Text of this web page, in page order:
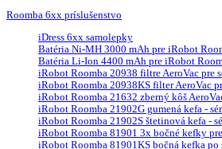
Roomba 6xx príslušenstvo
iDress 6xx samolepky
Batéria Ni-MH 3000 mAh pre iRobot
Batéria Li-Ion 4400 mAh pre iRobot
iRobot Roomba 20938 filtre AeroVac pre
iRobot Roomba 20938KS filter AeroVac
iRobot Roomba 21632 zberný kôš
iRobot Roomba 21902G gumená kefa -
iRobot Roomba 21902S štetinová kefa -
iRobot Roomba 81901 3x bočné kefky
iRobot Roomba 81901KS bočná kefka po